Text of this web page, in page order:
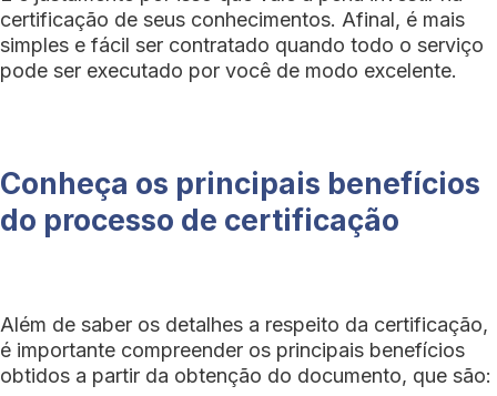
certificação de seus conhecimentos. Afinal, é mais
simples e fácil ser contratado quando todo o serviço
pode ser executado por você de modo excelente.
Conheça os principais benefícios
do processo de certificação
Além de saber os detalhes a respeito da certificação,
é importante compreender os principais benefícios
obtidos a partir da obtenção do documento, que são: